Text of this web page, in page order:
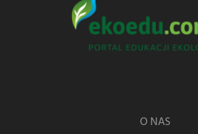
O NAS